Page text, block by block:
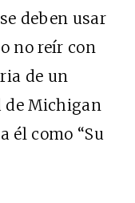
deben usar
no reír con
de un
de Michigan
él como “Su